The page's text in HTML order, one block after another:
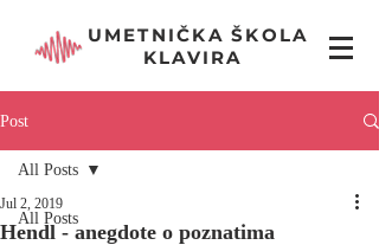
UMETNIČKA ŠKOLA
KLAVIRA
Post
All Posts
All Posts
Hendl - anegdote o poznatima
Jul 2, 2019